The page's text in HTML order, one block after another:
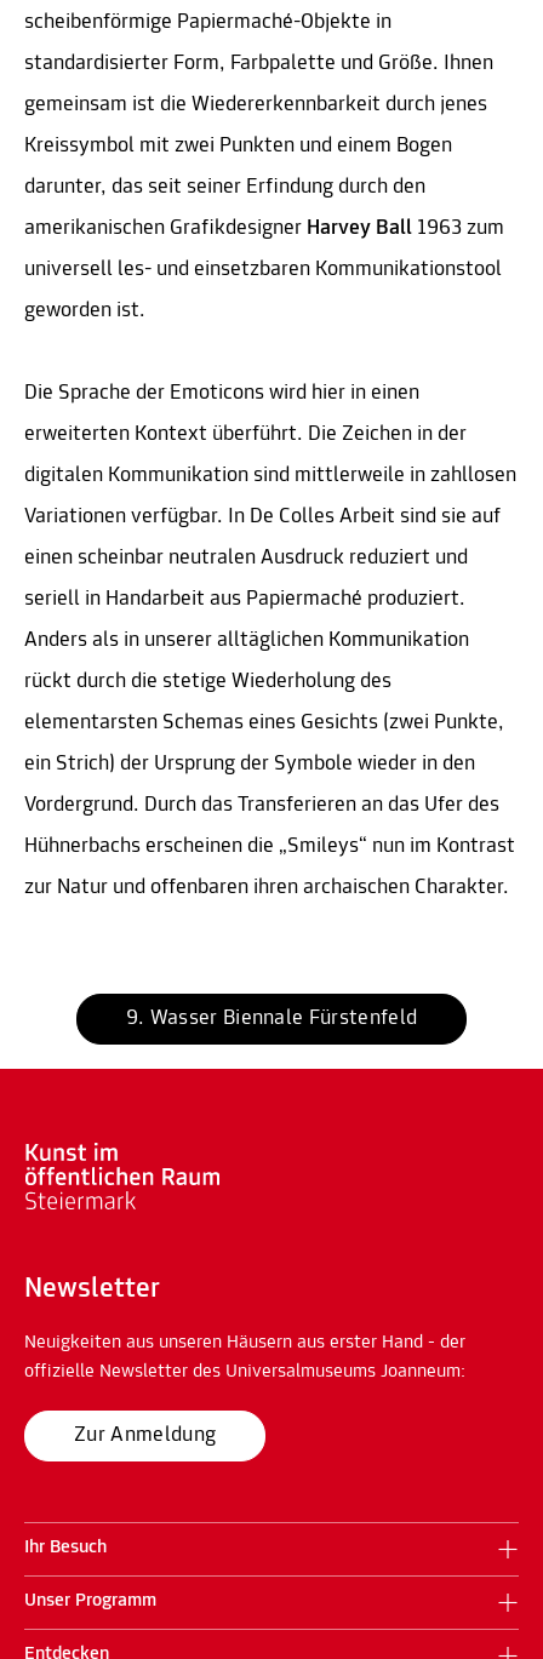
scheibenförmige Papiermaché-Objekte in
standardisierter Form, Farbpalette und Größe. Ihnen
gemeinsam ist die Wiedererkennbarkeit durch jenes
Kreissymbol mit zwei Punkten und einem Bogen
darunter, das seit seiner Erfindung durch den
amerikanischen Grafikdesigner Harvey Ball 1963 zum
universell les- und einsetzbaren Kommunikationstool
geworden ist.
Die Sprache der Emoticons wird hier in einen
erweiterten Kontext überführt. Die Zeichen in der
digitalen Kommunikation sind mittlerweile in zahllosen
Variationen verfügbar. In De Colles Arbeit sind sie auf
einen scheinbar neutralen Ausdruck reduziert und
seriell in Handarbeit aus Papiermaché produziert.
Anders als in unserer alltäglichen Kommunikation
rückt durch die stetige Wiederholung des
elementarsten Schemas eines Gesichts (zwei Punkte,
ein Strich) der Ursprung der Symbole wieder in den
Vordergrund. Durch das Transferieren an das Ufer des
Hühnerbachs erscheinen die „Smileys“ nun im Kontrast
zur Natur und offenbaren ihren archaischen Charakter.
9. Wasser Biennale Fürstenfeld
Newsletter
Neuigkeiten aus unseren Häusern aus erster Hand - der
offizielle Newsletter des Universalmuseums Joanneum:
Zur Anmeldung
Ihr Besuch
Unser Programm
Entdecken